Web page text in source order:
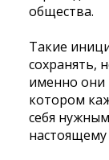
общества.
Такие
сохранять,
именно они
котором
себя